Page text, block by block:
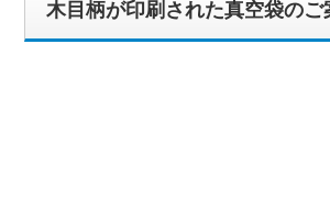
木目柄が印刷された真空袋のご